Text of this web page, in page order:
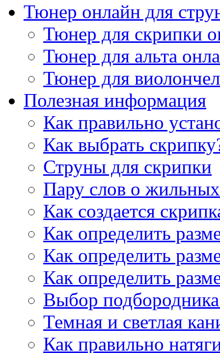
Тюнер онлайн для
Тюнер для скрипки
Тюнер для альта
Тюнер для
Полезная информация
Как правильно
Как выбрать
Струны для скрипки
Пару слов о
Как создается
Как определить
Как определить
Как определить
Выбор
Темная и светлая
Как правильно